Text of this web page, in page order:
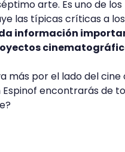
arte. Es uno de
las típicas críticas a
información
más por el lado del cine
encontrarás de